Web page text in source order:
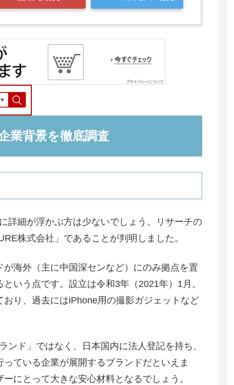
業背景を徹底調査
詳細が浮かぶ方は少ないでしょう。リサーチの
株式会社」であることが判明しました。
海外（主に中国深センなど）にのみ拠点を置
いう点です。設立は令和3年（2021年）1月。
り、過去にはiPhone用の撮影ガジェットなど
ド」ではなく、日本国内に法人登記を持ち、
ている企業が展開するブランドだといえま
にとって大きな安心材料となるでしょう。